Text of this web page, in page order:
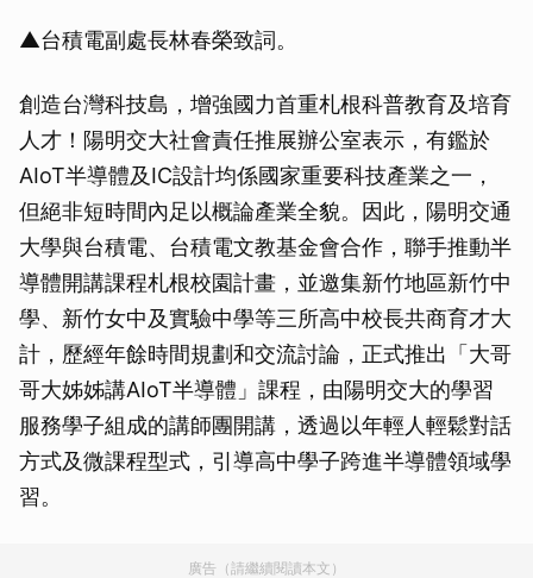
▲台積電副處長林春榮致詞。
創造台灣科技島，增強國力首重札根科普教育及培育
人才！陽明交大社會責任推展辦公室表示，有鑑於
AIoT半導體及IC設計均係國家重要科技產業之一，
但絕非短時間內足以概論產業全貌。因此，陽明交通
大學與台積電、台積電文教基金會合作，聯手推動半
導體開講課程札根校園計畫，並邀集新竹地區新竹中
學、新竹女中及實驗中學等三所高中校長共商育才大
計，歷經年餘時間規劃和交流討論，正式推出「大哥
哥大姊姊講AIoT半導體」課程，由陽明交大的學習
服務學子組成的講師團開講，透過以年輕人輕鬆對話
方式及微課程型式，引導高中學子跨進半導體領域學
習。
廣告（請繼續閱讀本文）